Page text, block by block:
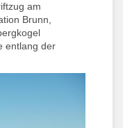
am
Brunn,
entlang der